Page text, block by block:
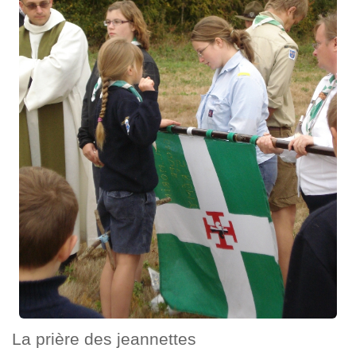
La prière des jeannettes